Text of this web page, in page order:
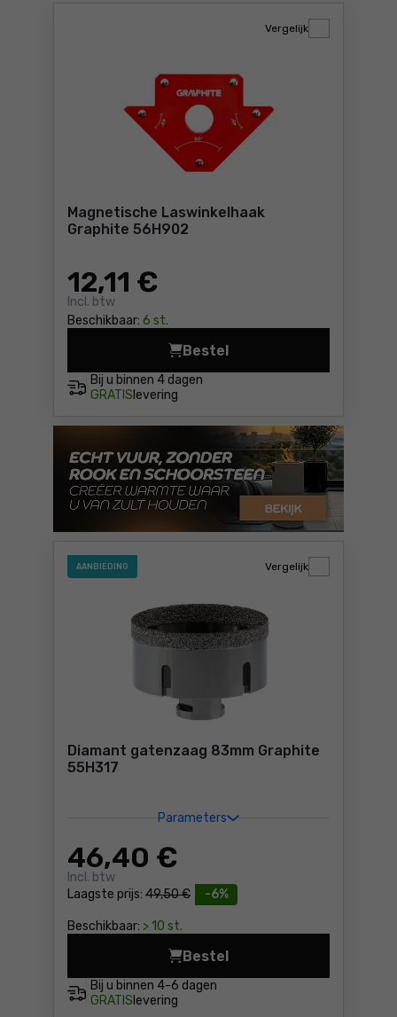
Magnetische Laswinkelhaak
Graphite 56H902
12,11 €
Incl. btw
Beschikbaar: 6 st.
Vergelijk
Bij u binnen 4 dagen
GRATIS levering
Bestel
Magnetische
AANBIEDING
Diamant gatenzaag 83mm Graphite
55H317
Parameters
-6%
Laagste prijs: 49,50 €
46,40 €
Incl. btw
Beschikbaar: > 10 st.
Vergelijk
Bij u binnen 4-6 dagen
GRATIS levering
Bestel
Diamant gatenzaag 83mm